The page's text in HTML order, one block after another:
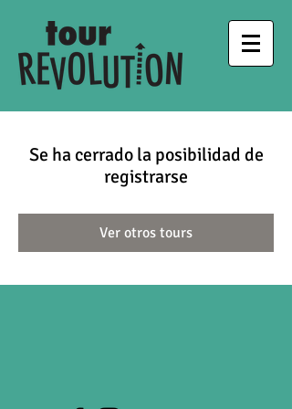
Se ha cerrado la posibilidad de
registrarse
Ver otros tours